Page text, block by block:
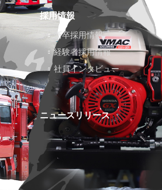
採用情報
新卒採用情報
経験者採用情報
社員インタビュー
ニュースリリース